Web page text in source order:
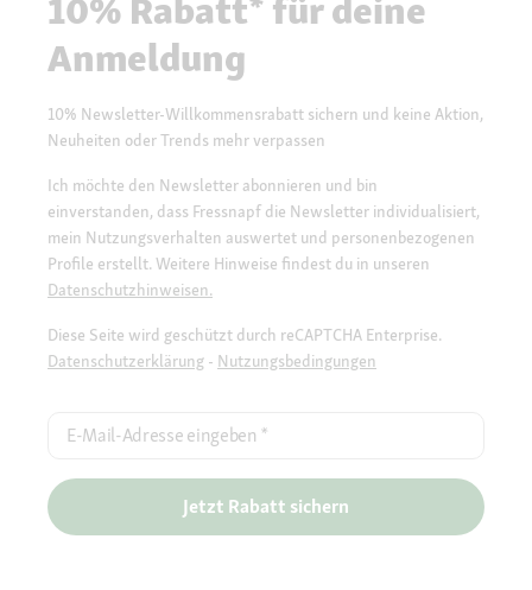
10% Rabatt* für deine
Anmeldung
10% Newsletter-Willkommensrabatt sichern und keine Aktion,
Neuheiten oder Trends mehr verpassen
Ich möchte den Newsletter abonnieren und bin
einverstanden, dass Fressnapf die Newsletter individualisiert,
mein Nutzungsverhalten auswertet und personenbezogenen
Profile erstellt. Weitere Hinweise findest du in unseren
Datenschutzhinweisen.
Diese Seite wird geschützt durch reCAPTCHA Enterprise.
Datenschutzerklärung - Nutzungsbedingungen
E-Mail-Adresse eingeben *
Jetzt Rabatt sichern